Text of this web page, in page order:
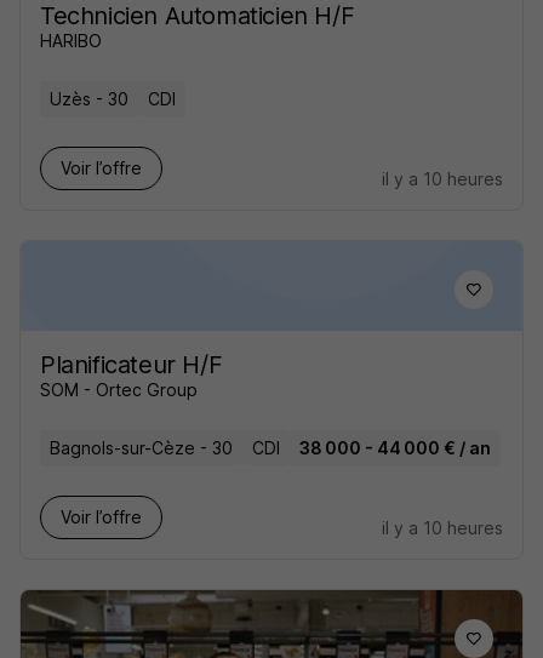
Technicien Automaticien H/F
HARIBO
Uzès - 30 CDI
Voir l’offre
il y a 10 heures
Planificateur H/F
SOM - Ortec Group
Bagnols-sur-Cèze - 30 CDI 38 000 - 44 000 € / an
Voir l’offre
il y a 10 heures